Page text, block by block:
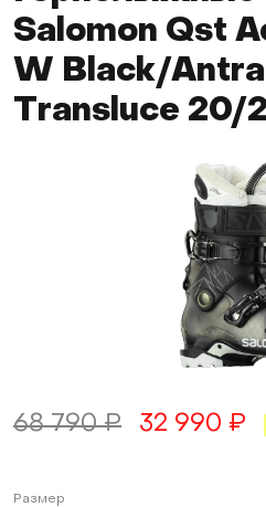
Salomon Qst
W Black/
Transluce 20/
68 790 ₽ 32 990 ₽
Размер